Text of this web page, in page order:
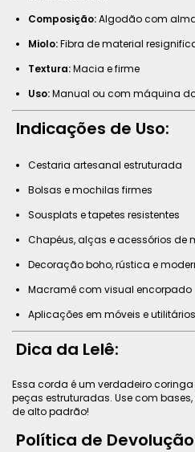
Composição:Algodão com
Miolo:Fibra de material
Textura:Macia e firme
Uso:Manual ou com máquina
Indicações de Uso:
Cestaria artesanal estruturada
Bolsas e mochilas firmes
Sousplats e tapetes resistentes
Chapéus, alças e acessórios de
Decoração boho, rústica e
Macramê com visual encorpado
Aplicações em móveis e utilitários
Dica da Lelê:
Essa corda é um verdadeiro
peças estruturadas. Use com
de alto padrão!
Política de